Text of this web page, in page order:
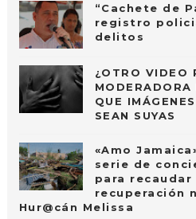
“Cachete de
registro
delitos
¿OTRO VIDEO
MODERADORA
QUE
SEAN SUYAS
«Amo
serie de
para
recuperación
Hur@cán Melissa